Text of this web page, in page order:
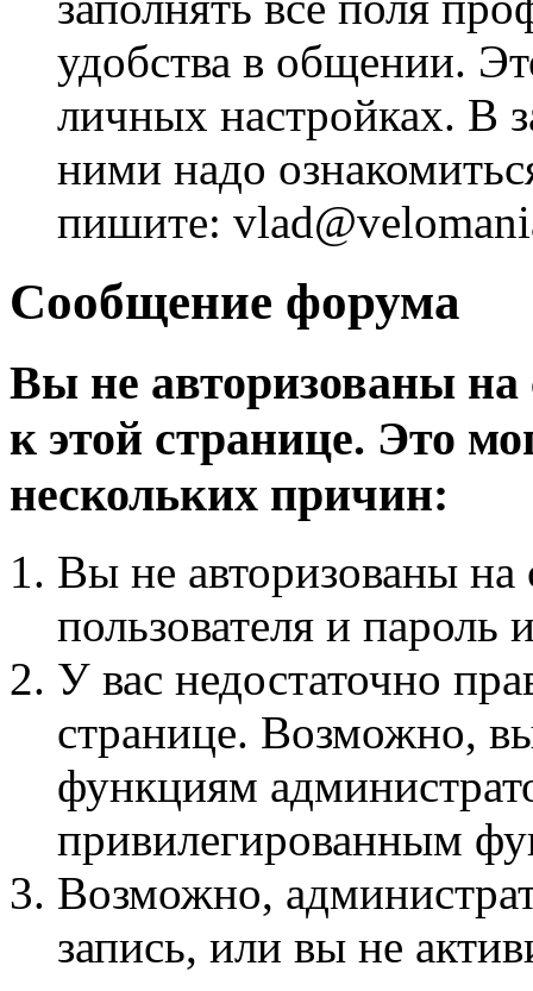
удобства в общении.
личных настройках. В
ними надо
пишите:
Сообщение форума
Вы не авторизованы на
к этой странице. Это
нескольких причин:
Вы не авторизованы на
пользователя и пароль
У вас недостаточно
странице. Возможно,
функциям
привилегированным
Возможно,
запись, или вы не